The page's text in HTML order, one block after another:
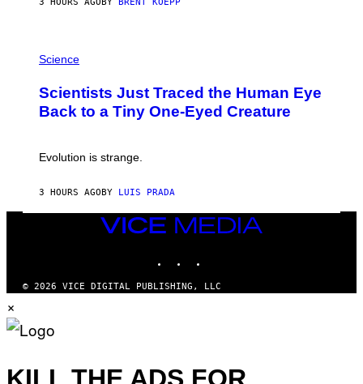
O
S
T
E
3 HOURS AGO BY BRENT KOEPP
H
O
:
C
I
G
S
Y
G
Science
Scientists Just Traced the Human Eye
Back to a Tiny One-Eyed Creature
Evolution is strange.
3 HOURS AGO BY LUIS PRADA
VICE
© 2026 VICE DIGITAL PUBLISHING, LLC
×